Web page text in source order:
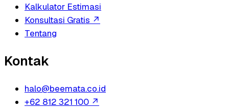
Kalkulator Estimasi
Konsultasi Gratis ↗
Tentang
Kontak
halo@beemata.co.id
+62 812 321 100 ↗